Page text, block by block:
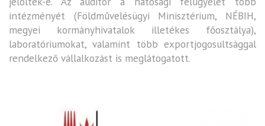
intézményét (Földmûvelésügyi Minisztérium, NÉBIH,
megyei kormányhivatalok illetékes főosztálya),
laboratóriumokat, valamint több exportjogosultsággal
rendelkező vállalkozást is meglátogatott.